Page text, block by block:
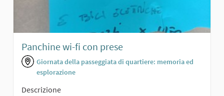
Panchine wi-fi con prese
Giornata della passeggiata di quartiere: memoria ed
esplorazione
Descrizione